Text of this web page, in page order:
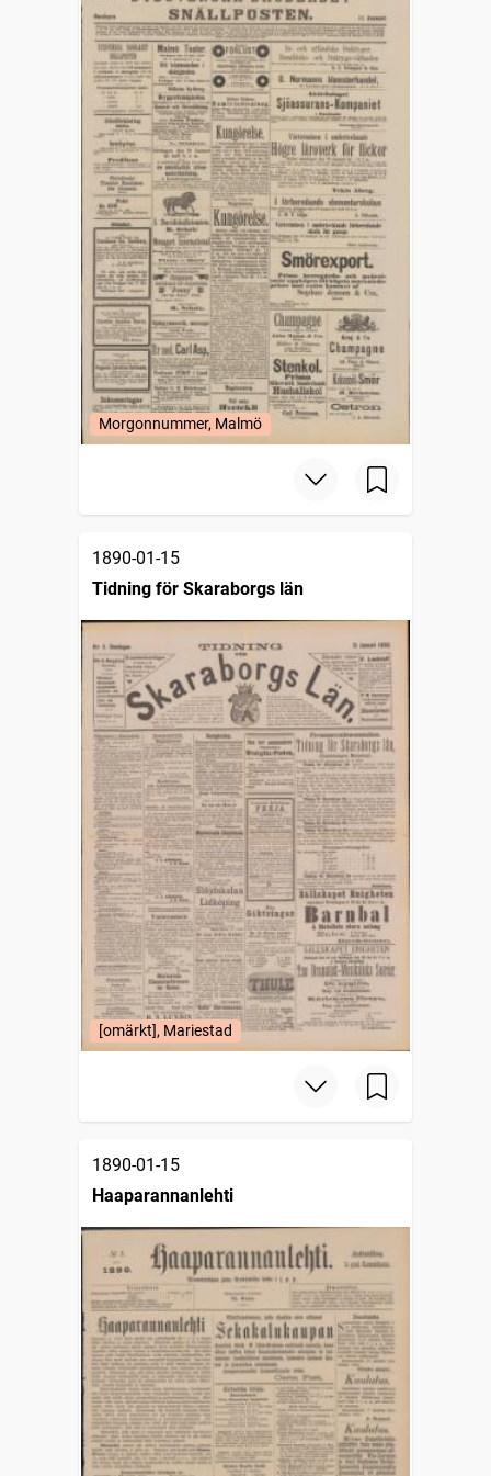
Morgonnummer, Malmö
1890-01-15
Tidning för Skaraborgs län
[omärkt], Mariestad
1890-01-15
Haaparannanlehti